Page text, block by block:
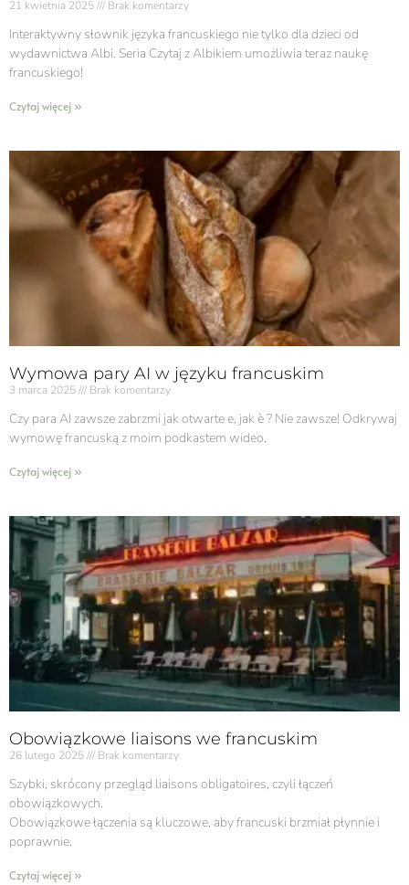
21 kwietnia 2025 Brak komentarzy
Interaktywny słownik języka francuskiego nie tylko dla dzieci od
wydawnictwa Albi. Seria Czytaj z Albikiem umożliwia teraz naukę
francuskiego!
Czytaj więcej »
Wymowa pary AI w języku francuskim
3 marca 2025 Brak komentarzy
Czy para AI zawsze zabrzmi jak otwarte e, jak è ? Nie zawsze! Odkrywaj
wymowę francuską z moim podkastem wideo.
Czytaj więcej »
Obowiązkowe liaisons we francuskim
26 lutego 2025 Brak komentarzy
Szybki, skrócony przegląd liaisons obligatoires, czyli łączeń
obowiązkowych.
Obowiązkowe łączenia są kluczowe, aby francuski brzmiał płynnie i
poprawnie.
Czytaj więcej »